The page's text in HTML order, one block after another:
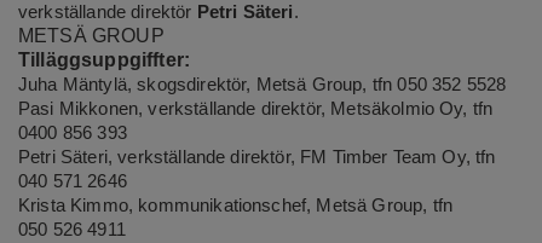
verkställande direktör Petri Säteri.
METSÄ GROUP
Tilläggsuppgiffter:
Juha Mäntylä, skogsdirektör, Metsä Group, tfn 050 352 5528
Pasi Mikkonen, verkställande direktör, Metsäkolmio Oy, tfn
0400 856 393
Petri Säteri, verkställande direktör, FM Timber Team Oy, tfn
040 571 2646
Krista Kimmo, kommunikationschef, Metsä Group, tfn
050 526 4911